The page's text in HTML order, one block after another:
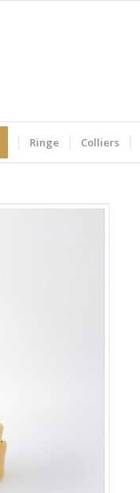
Ringe Colliers